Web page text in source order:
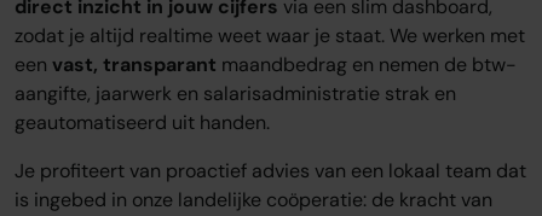
direct inzicht in jouw cijfers via een slim dashboard,
zodat je altijd realtime weet waar je staat. We werken met
een vast, transparant maandbedrag en nemen de btw-
aangifte, jaarwerk en salarisadministratie strak en
geautomatiseerd uit handen.
Je profiteert van proactief advies van een lokaal team dat
is ingebed in onze landelijke coöperatie: de kracht van